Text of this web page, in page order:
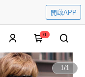
開啟APP
0
1/1